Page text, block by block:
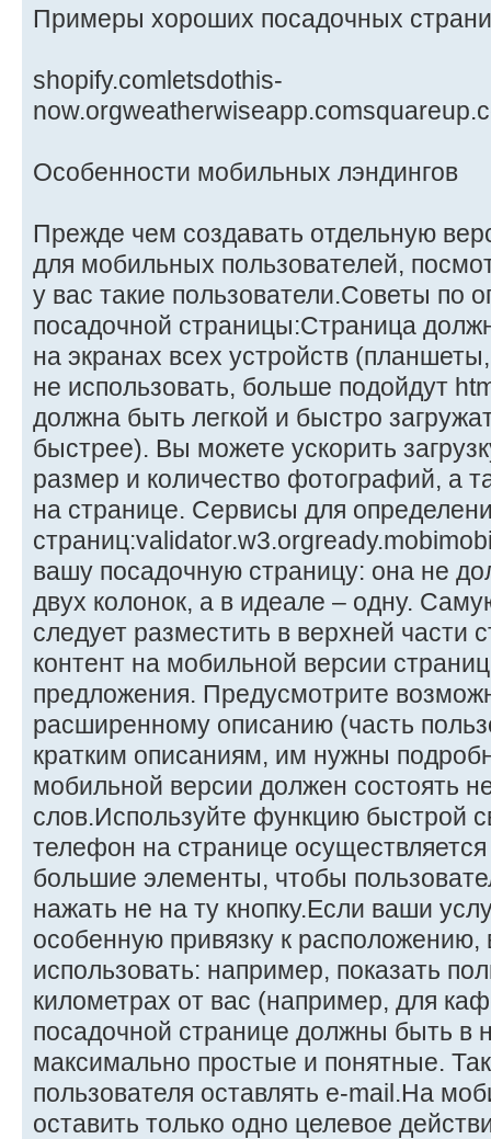
Примеры хороших посадочных
shopify.comletsdothis-
Особенности мобильных лэндингов
Прежде чем создавать отдельную
для мобильных пользователей,
у вас такие пользователи.Советы по
посадочной страницы:Страница
на экранах всех устройств
не использовать, больше подойдут
должна быть легкой и быстро
быстрее). Вы можете ускорить
размер и количество фотографий, а
на странице. Сервисы для
вашу посадочную страницу: она не
двух колонок, а в идеале – одну.
следует разместить в верхней части
контент на мобильной версии
предложения. Предусмотрите
расширенному описанию (часть
кратким описаниям, им нужны
мобильной версии должен состоять
слов.Используйте функцию быстрой
телефон на странице
большие элементы, чтобы
нажать не на ту кнопку.Если ваши
особенную привязку к
использовать: например, показать
километрах от вас (например, для
посадочной странице должны быть в
максимально простые и понятные.
пользователя оставлять e-mail.На
оставить только одно целевое